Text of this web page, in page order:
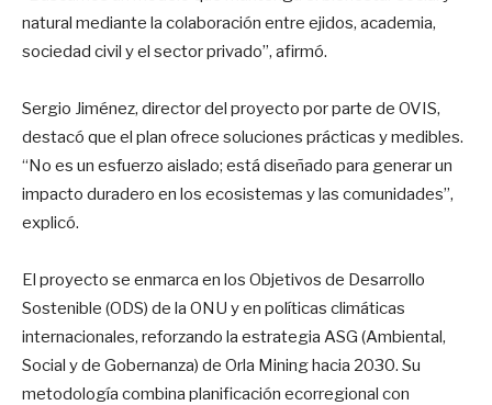
natural mediante la colaboración entre ejidos, academia,
sociedad civil y el sector privado”, afirmó.
Sergio Jiménez, director del proyecto por parte de OVIS,
destacó que el plan ofrece soluciones prácticas y medibles.
“No es un esfuerzo aislado; está diseñado para generar un
impacto duradero en los ecosistemas y las comunidades”,
explicó.
El proyecto se enmarca en los Objetivos de Desarrollo
Sostenible (ODS) de la ONU y en políticas climáticas
internacionales, reforzando la estrategia ASG (Ambiental,
Social y de Gobernanza) de Orla Mining hacia 2030. Su
metodología combina planificación ecorregional con